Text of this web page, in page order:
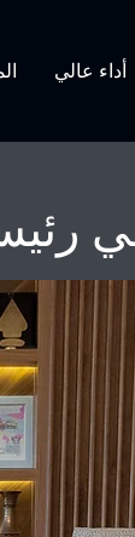
أداء عالي
رئيس